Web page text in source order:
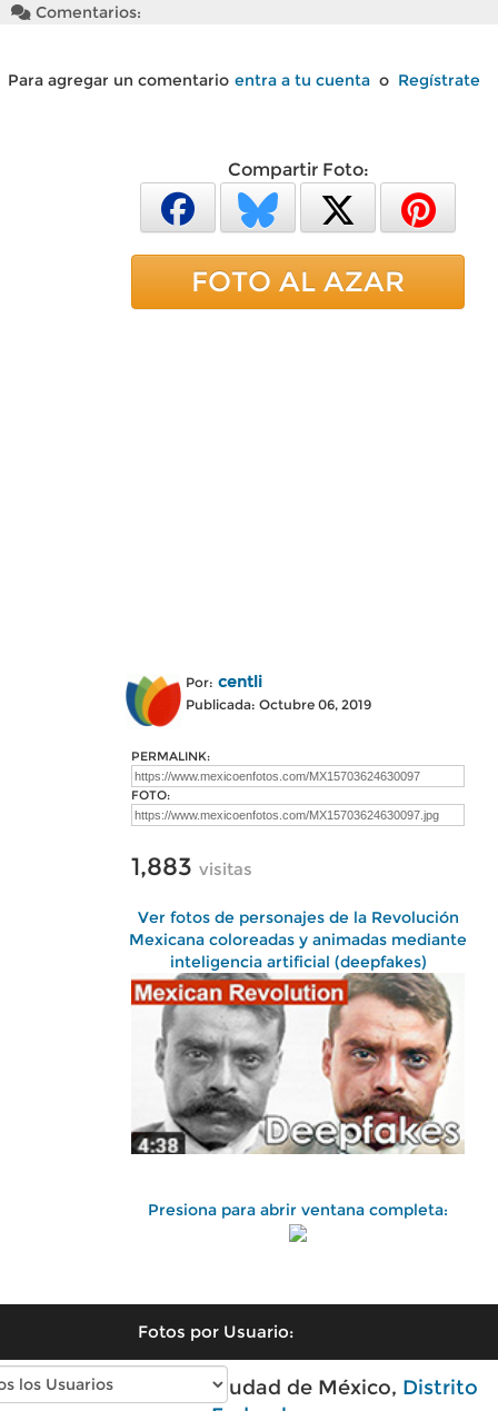
Comentarios:
Para agregar un comentario entra a tu cuenta o Regístrate
Compartir Foto:
FOTO AL AZAR
Por: centli
Publicada: Octubre 06, 2019
PERMALINK:
FOTO:
1,883 visitas
Ver fotos de personajes de la Revolución
Mexicana coloreadas y animadas mediante
inteligencia artificial (deepfakes)
Presiona para abrir ventana completa:
Fotos por Usuario:
Fotos antiguas de Ciudad de México, Distrito